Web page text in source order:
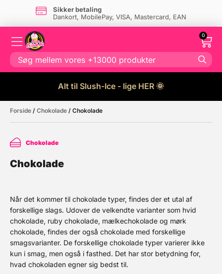
lager i Danmark
0
Alt til Slush-Ice - lige HER 🌞
Forside / Chokolade / Chokolade
Når det kommer til chokolade typer, findes der et utal af
forskellige slags. Udover de velkendte varianter som hvid
chokolade, ruby chokolade, mælkechokolade og mørk
chokolade, findes der også chokolade med forskellige
smagsvarianter. De forskellige chokolade typer varierer ikke
kun i smag, men også i fasthed. Det har stor betydning for,
hvad chokoladen egner sig bedst til.
Chokolade
Chokolade